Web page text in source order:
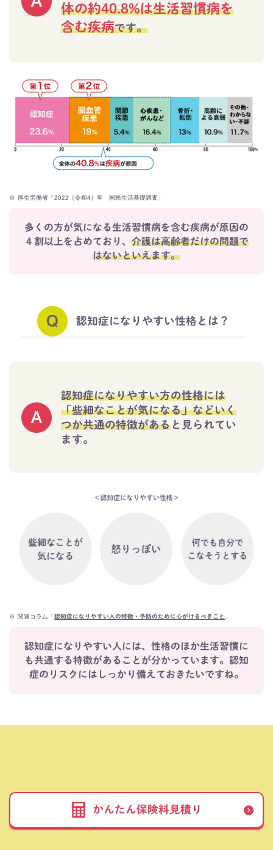
体の約40.8%は生活習慣病を
含む疾病です。
※ 厚生労働省「2022（令和4）年 国民生活基礎調査」
多くの方が気になる生活習慣病を含む疾病が原因の
４割以上を占めており、介護は高齢者だけの問題で
はないといえます。
認知症になりやすい性格とは？
認知症になりやすい方の性格には
「些細なことが気になる」などいく
つか共通の特徴があると見られてい
ます。
※ 関連コラム「認知症になりやすい人の特徴・予防のために心がけるべきこと 」
認知症になりやすい人には、性格のほか生活習慣に
も共通する特徴があることが分かっています。認知
症のリスクにはしっかり備えておきたいですね。
かんたん保険料見積り